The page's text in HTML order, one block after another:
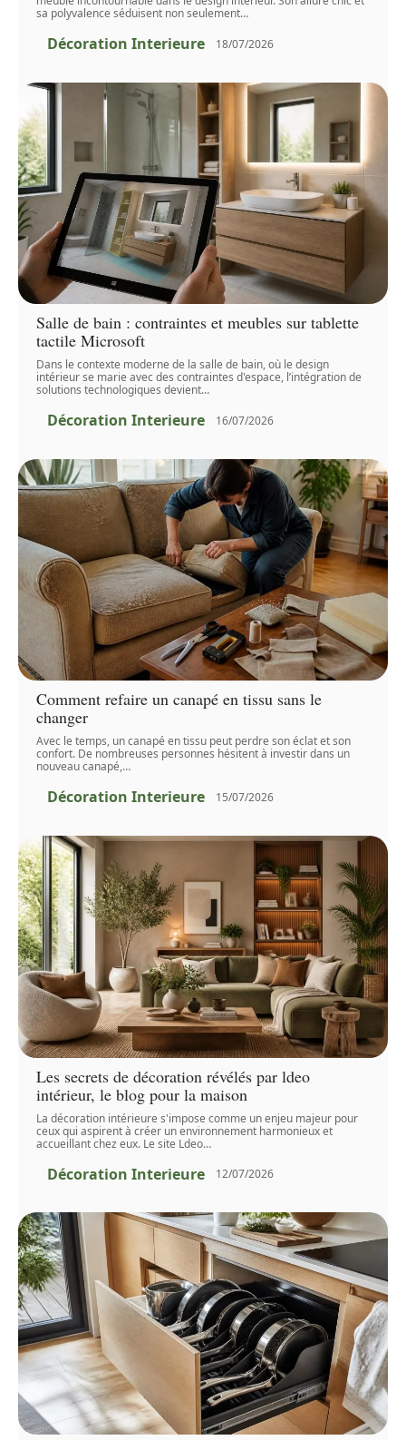
sa polyvalence séduisent non seulement…
Décoration Interieure 18/07/2026
Salle de bain : contraintes et meubles sur tablette
tactile Microsoft
Dans le contexte moderne de la salle de bain, où le design
intérieur se marie avec des contraintes d'espace, l’intégration de
solutions technologiques devient…
Décoration Interieure 16/07/2026
Comment refaire un canapé en tissu sans le
changer
Avec le temps, un canapé en tissu peut perdre son éclat et son
confort. De nombreuses personnes hésitent à investir dans un
nouveau canapé,…
Décoration Interieure 15/07/2026
Les secrets de décoration révélés par ldeo
intérieur, le blog pour la maison
La décoration intérieure s'impose comme un enjeu majeur pour
ceux qui aspirent à créer un environnement harmonieux et
accueillant chez eux. Le site Ldeo…
Décoration Interieure 12/07/2026